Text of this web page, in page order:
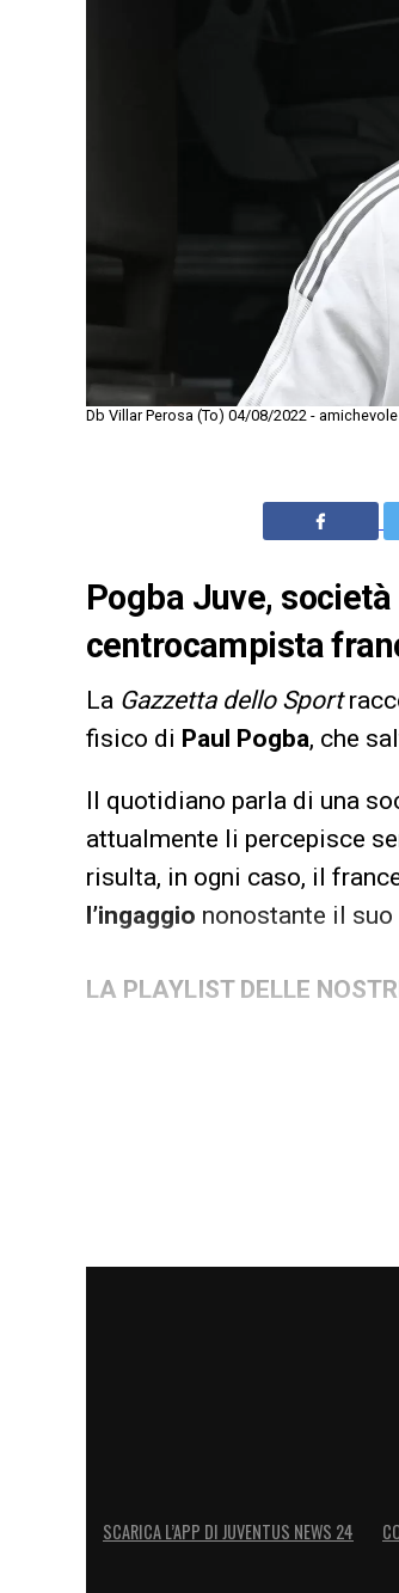
Db Villar Perosa (To) 04/08/2022 -
Pogba Juve,
centrocampista
La Gazzetta dello Sport
fisico di Paul Pogba, che
Il quotidiano parla di una
attualmente li percepisce
risulta, in ogni caso, il
l’ingaggio nonostante il
LA PLAYLIST DELLE
SCARICA L’APP DI JUVENTUS NEWS 24